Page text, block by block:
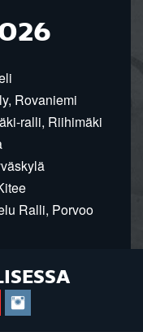
Rovaniemi
ralli, Riihimäki
Ralli, Porvoo